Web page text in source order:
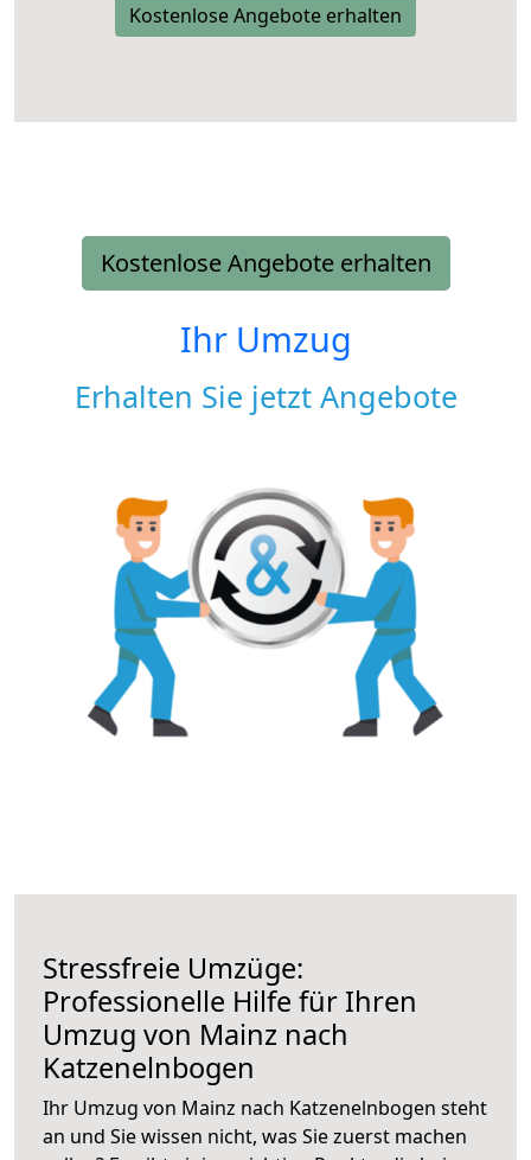
Kostenlose Angebote erhalten
Kostenlose Angebote erhalten
Ihr Umzug
Erhalten Sie jetzt Angebote
Stressfreie Umzüge:
Professionelle Hilfe für Ihren
Umzug von Mainz nach
Katzenelnbogen
Ihr Umzug von Mainz nach Katzenelnbogen steht
an und Sie wissen nicht, was Sie zuerst machen